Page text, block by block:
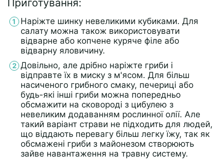
Приготування:
Наріжте шинку невеликими кубиками. Для
салату можна також використовувати
відварне або копчене куряче філе або
відварну яловичину.
Довільно, але дрібно наріжте гриби і
відправте їх в миску з м'ясом. Для більш
насиченого грибного смаку, печериці або
будь-які інші гриби можна попередньо
обсмажити на сковороді з цибулею з
невеликим додаванням рослинної олії. Але
такий варіант страви не підходить для людей,
що віддають перевагу більш легку їжу, так як
обсмажені гриби з майонезом створюють
зайве навантаження на травну систему.